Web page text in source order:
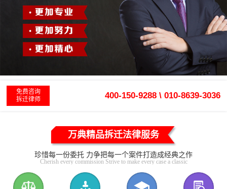
免费咨询
拆迁律师
400-150-9288 \ 010-8639-3036
万典精品拆迁法律服务
珍惜每一份委托 力争把每一个案件打造成经典之作
Cherish every commission Strive to make every case a classic